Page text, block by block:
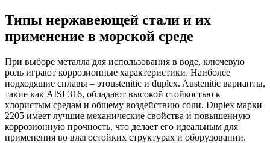
Типы нержавеющей стали и их
применение в морской среде
При выборе металла для использования в воде, ключевую
роль играют коррозионные характеристики. Наиболее
подходящие сплавы – этоustenitic и duplex. Austenitic варианты,
такие как AISI 316, обладают высокой стойкостью к
хлористым средам и общему воздействию соли. Duplex марки
2205 имеет лучшие механические свойства и повышенную
коррозионную прочность, что делает его идеальным для
применения во влагостойких структурах и оборудовании.